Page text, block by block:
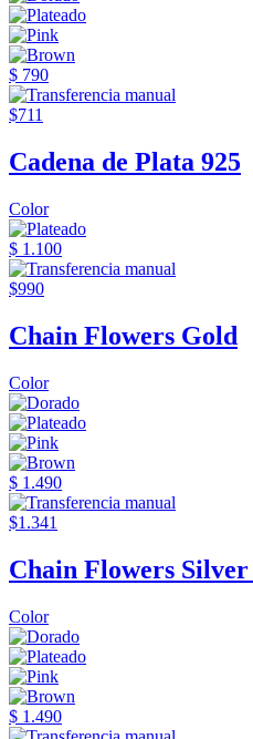
$ 790
$711
Cadena de Plata 925
Color
$ 1.100
$990
Chain Flowers Gold
Color
$ 1.490
$1.341
Chain Flowers
Color
$ 1.490